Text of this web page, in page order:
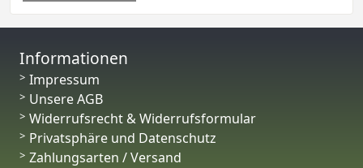
Informationen
Impressum
Unsere AGB
Widerrufsrecht & Widerrufsformular
Privatsphäre und Datenschutz
Zahlungsarten / Versand